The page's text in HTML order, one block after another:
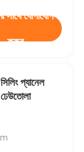
সাথে যোগাযোগ
করুন
প্যানেল